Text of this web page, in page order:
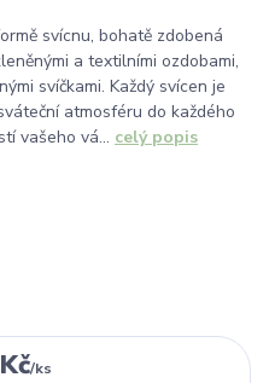
svícnu, bohatě zdobená
a textilními ozdobami,
svíčkami. Každý svícen je
atmosféru do každého
vašeho vá... celý popis
/ks